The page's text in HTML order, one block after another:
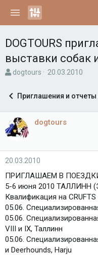
DOGTOURS
выставки собак
А
о
т
е
м
dogtours
Д
а
а
20.03.2010
Приглашения и
dogtours
20.03.2010
ПРИГЛАШАЕМ В
5-6 июня 2010 ТАЛЛИНН
Квалификация на CRUFTS
05.06.
05.06.
VIII и IX, Таллинн
05.06.
и Deerhounds, Harju